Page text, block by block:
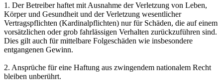
1. Der Betreiber haftet mit Ausnahme der Verletzung von Leben,
Körper und Gesundheit und der Verletzung wesentlicher
Vertragspflichten (Kardinalpflichten) nur für Schäden, die auf einem
vorsätzlichen oder grob fahrlässigen Verhalten zurückzuführen sind.
Dies gilt auch für mittelbare Folgeschäden wie insbesondere
entgangenen Gewinn.
2. Ansprüche für eine Haftung aus zwingendem nationalem Recht
bleiben unberührt.